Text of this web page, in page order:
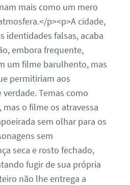
mais como um mero
p><p>A cidade,
identidades falsas, acaba
embora frequente,
um filme barulhento, mas
permitiriam aos
Temas como
o filme os atravessa
sem olhar para os
sem
seca e rosto fechado,
fugir de sua própria
não lhe entrega a